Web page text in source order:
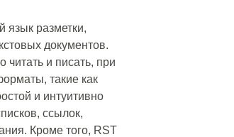
язык разметки,
документов.
читать и писать, при
такие как
и интуитивно
ссылок,
Кроме того, RST